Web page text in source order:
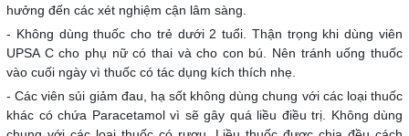
hưởng đến các xét nghiệm cận lâm sàng.
- Không dùng thuốc cho trẻ dưới 2 tuổi. Thận trọng khi dùng viên
UPSA C cho phụ nữ có thai và cho con bú. Nên tránh uống thuốc
vào cuối ngày vì thuốc có tác dụng kích thích nhẹ.
- Các viên sủi giảm đau, hạ sốt không dùng chung với các loại thuốc
khác có chứa Paracetamol vì sẽ gây quá liều điều trị. Không dùng